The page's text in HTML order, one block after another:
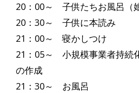
20：00～ 子供たちお風呂（
20：30～ 子供に本読み
21：00～ 寝かしつけ
21：05～ 小規模事業者持続
の作成
21：30～ お風呂